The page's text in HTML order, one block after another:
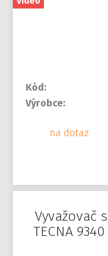
Kód:
Výrobce:
na dotaz
Vyvažovač
TECNA